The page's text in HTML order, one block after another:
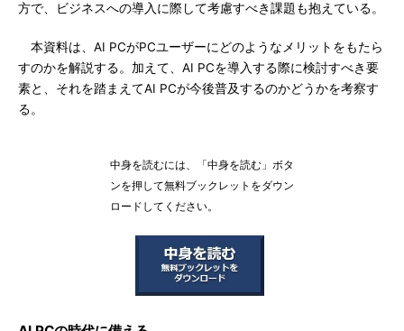
方で、ビジネスへの導入に際して考慮すべき課題も抱えている。
本資料は、AI PCがPCユーザーにどのようなメリットをもたら
すのかを解説する。加えて、AI PCを導入する際に検討すべき要
素と、それを踏まえてAI PCが今後普及するのかどうかを考察す
る。
中身を読むには、「中身を読む」ボタ
ンを押して無料ブックレットをダウン
ロードしてください。